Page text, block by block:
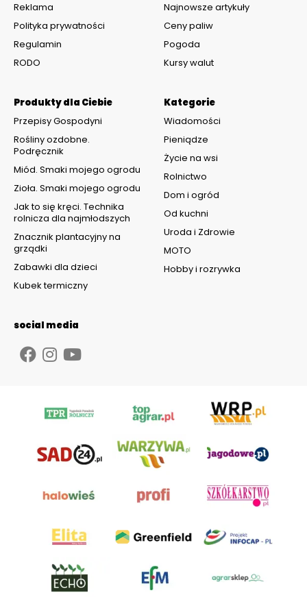
Reklama
Polityka prywatności
Regulamin
RODO
Kategorie
Wiadomości
Pieniądze
Życie na wsi
Rolnictwo
Dom i ogród
Od kuchni
Uroda i Zdrowie
MOTO
Hobby i rozrywka
Produkty dla Ciebie
Przepisy Gospodyni
Rośliny ozdobne.
Podręcznik
Miód. Smaki mojego ogrodu
Zioła. Smaki mojego ogrodu
Jak to się kręci. Technika
rolnicza dla najmłodszych
Znacznik plantacyjny na
grządki
Zabawki dla dzieci
Kubek termiczny
Najnowsze artykuły
Ceny paliw
Pogoda
Kursy walut
social media